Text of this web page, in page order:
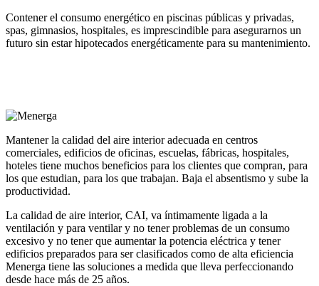
Contener el consumo energético en piscinas públicas y privadas,
spas, gimnasios, hospitales, es imprescindible para asegurarnos un
futuro sin estar hipotecados energéticamente para su mantenimiento.
Mantener la calidad del aire interior adecuada en centros
comerciales, edificios de oficinas, escuelas, fábricas, hospitales,
hoteles tiene muchos beneficios para los clientes que compran, para
los que estudian, para los que trabajan. Baja el absentismo y sube la
productividad.
La calidad de aire interior, CAI, va íntimamente ligada a la
ventilación y para ventilar y no tener problemas de un consumo
excesivo y no tener que aumentar la potencia eléctrica y tener
edificios preparados para ser clasificados como de alta eficiencia
Menerga tiene las soluciones a medida que lleva perfeccionando
desde hace más de 25 años.